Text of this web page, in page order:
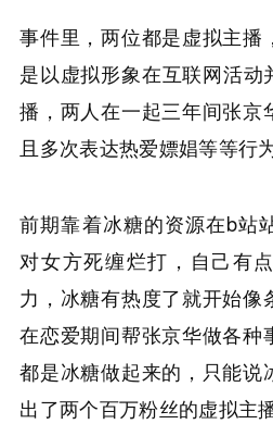
事件里，两位都是虚拟主播
是以虚拟形象在互联网活动
播，两人在一起三年间张京
且多次表达热爱嫖娼等等行
前期靠着冰糖的资源在b站
对女方死缠烂打，自己有
力，冰糖有热度了就开始像
在恋爱期间帮张京华做各种
都是冰糖做起来的，只能说
出了两个百万粉丝的虚拟主